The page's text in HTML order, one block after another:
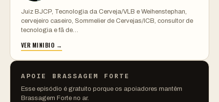
Juiz BJCP, Tecnologia da Cerveja/VLB e Weihenstephan,
cervejeiro caseiro, Sommelier de Cervejas/ICB, consultor de
tecnologia e fã de…
VER MINIBIO →
APOIE BRASSAGEM FORTE
Esse episódio é gratuito porque os apoiadores mantêm
Brassagem Forte no ar.